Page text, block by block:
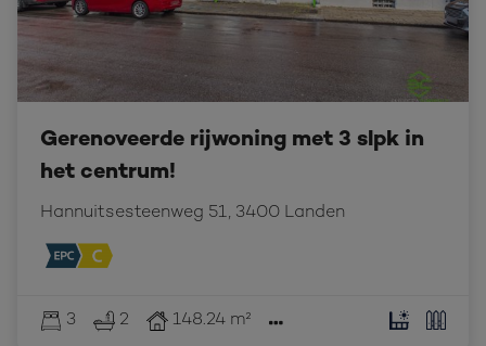
Gerenoveerde rijwoning met 3 slpk in
het centrum!
Hannuitsesteenweg 51, 3400 Landen
3 2 148.24 m²